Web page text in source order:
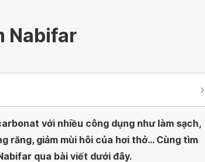
Nabifar
với nhiều công dụng như làm sạch,
răng, giảm mùi hôi của hơi thở... Cùng tìm
qua bài viết dưới đây.